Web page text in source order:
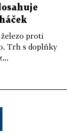
proti
Trh s doplňky